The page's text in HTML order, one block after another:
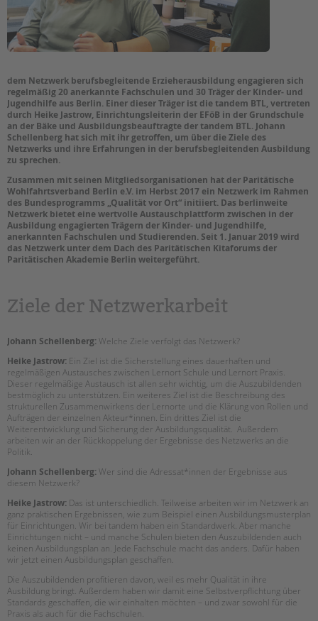
EINGLIEDERUNGSHILFE
BETREUTES WOHNEN
TANDEM BTL AKADEMIE
Zertfikatskurse
Seminarkalender
Seminarräume
STADTTEILARBEIT
PROFIL | LEITBILD
Bereiche im Überblick
Kinder- und Jugendschutz
schoolcoach BTL
KARRIERE
Stellenangebote
tandem als Arbeitgeberin
NEWS/BLOG
unkuerzbar
Briefe an Kai
Magazin
KONTAKT
Impressum
Datenschutz
Hinweisgebersystem
Intranet
Suchen
dem Netzwerk berufsbegleitende Erzieherausbildung engagieren sich
regelmäßig 20 anerkannte Fachschulen und 30 Träger der Kinder- und
Jugendhilfe aus Berlin. Einer dieser Träger ist die tandem BTL, vertreten
durch Heike Jastrow, Einrichtungsleiterin der EFöB in der Grundschule
an der Bäke und Ausbildungsbeauftragte der tandem BTL. Johann
Schellenberg hat sich mit ihr getroffen, um über die Ziele des
Netzwerks und ihre Erfahrungen in der berufsbegleitenden Ausbildung
zu sprechen.
Zusammen mit seinen Mitgliedsorganisationen hat der Paritätische
Wohlfahrtsverband Berlin e.V. im Herbst 2017 ein Netzwerk im Rahmen
des Bundesprogramms „Qualität vor Ort“ initiiert. Das berlinweite
Netzwerk bietet eine wertvolle Austauschplattform zwischen in der
Ausbildung engagierten Trägern der Kinder- und Jugendhilfe,
anerkannten Fachschulen und Studierenden. Seit 1. Januar 2019 wird
das Netzwerk unter dem Dach des Paritätischen Kitaforums der
Paritätischen Akademie Berlin weitergeführt.
Ziele der Netzwerkarbeit
Johann Schellenberg:Welche Ziele verfolgt das Netzwerk?
Heike Jastrow: Ein Ziel ist die Sicherstellung eines dauerhaften und
regelmäßigen Austausches zwischen Lernort Schule und Lernort Praxis.
Dieser regelmäßige Austausch ist allen sehr wichtig, um die Auszubildenden
bestmöglich zu unterstützen. Ein weiteres Ziel ist die Beschreibung des
strukturellen Zusammenwirkens der Lernorte und die Klärung von Rollen und
Aufträgen der einzelnen Akteur*innen. Ein drittes Ziel ist die
Weiterentwicklung und Sicherung der Ausbildungsqualität. Außerdem
arbeiten wir an der Rückkoppelung der Ergebnisse des Netzwerks an die
Politik.
Johann Schellenberg:Wer sind die Adressat*innen der Ergebnisse aus
diesem Netzwerk?
Heike Jastrow: Das ist unterschiedlich. Teilweise arbeiten wir im Netzwerk an
ganz praktischen Ergebnissen, wie zum Beispiel einen Ausbildungsmusterplan
für Einrichtungen. Wir bei tandem haben ein Standardwerk. Aber manche
Einrichtungen nicht – und manche Schulen bieten den Auszubildenden auch
keinen Ausbildungsplan an. Jede Fachschule macht das anders. Dafür haben
wir jetzt einen Ausbildungsplan geschaffen.
Die Auszubildenden profitieren davon, weil es mehr Qualität in ihre
Ausbildung bringt. Außerdem haben wir damit eine Selbstverpflichtung über
Standards geschaffen, die wir einhalten möchten – und zwar sowohl für die
Praxis als auch für die Fachschulen.